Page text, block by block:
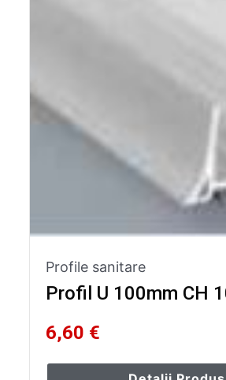
Profile sanitare
Profil U 100mm CH
6,60 €